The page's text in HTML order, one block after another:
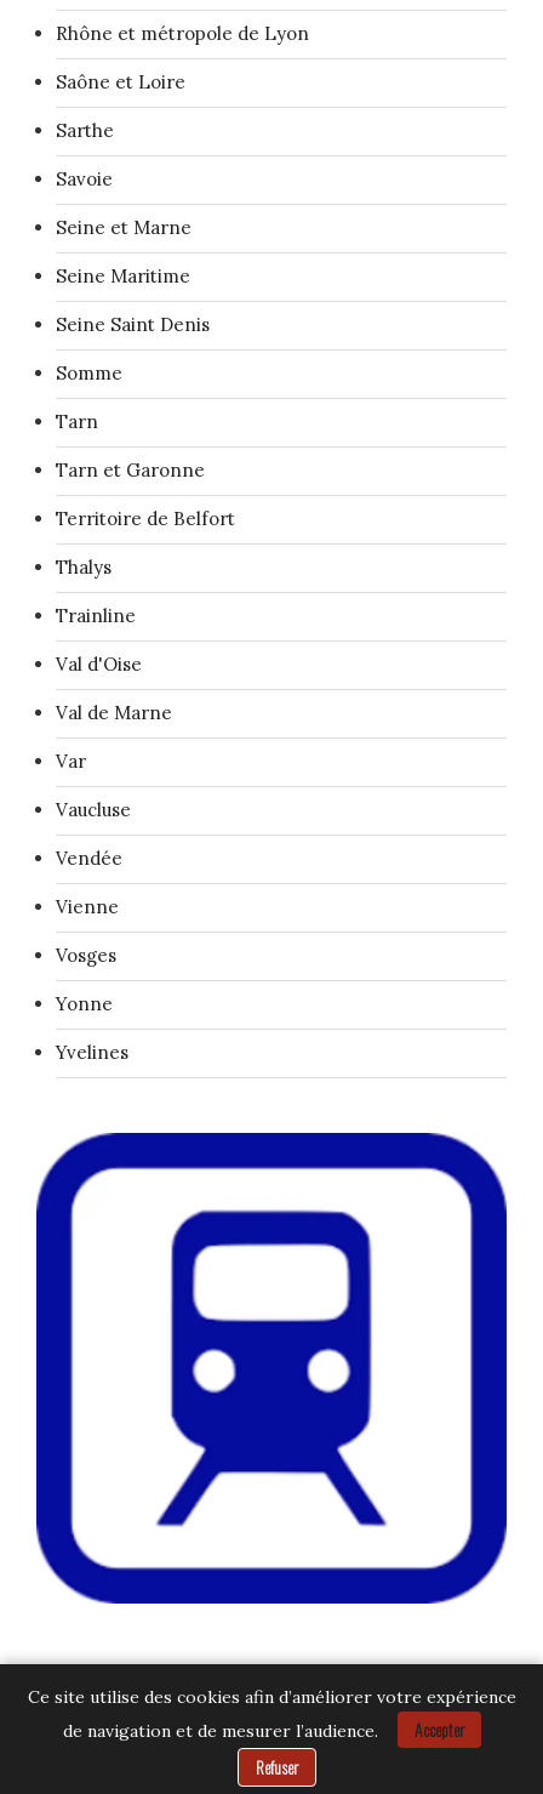
Rhône et métropole de Lyon
Saône et Loire
Sarthe
Savoie
Seine et Marne
Seine Maritime
Seine Saint Denis
Somme
Tarn
Tarn et Garonne
Territoire de Belfort
Thalys
Trainline
Val d'Oise
Val de Marne
Var
Vaucluse
Vendée
Vienne
Vosges
Yonne
Yvelines
Ce site utilise des cookies afin d’améliorer votre expérience
de navigation et de mesurer l’audience.
Accepter
Refuser